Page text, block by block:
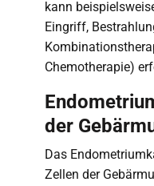
kann
Eingriff,
Chemotherapie)
der
Das
Zellen der